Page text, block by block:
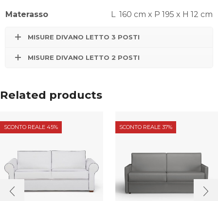
Materasso L 160 cm x P 195 x H 12 cm
MISURE DIVANO LETTO 3 POSTI
MISURE DIVANO LETTO 2 POSTI
Related products
SCONTO REALE 45% SCONTO REALE 37%